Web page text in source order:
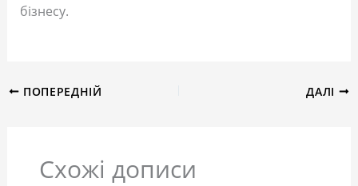
бізнесу.
ПОПЕРЕДНІЙ ДАЛІ
Схожі дописи